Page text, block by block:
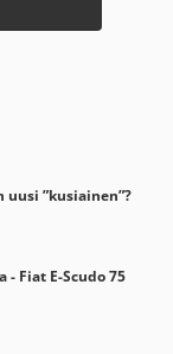
uusi ”kusiainen”?
Fiat E-Scudo 75